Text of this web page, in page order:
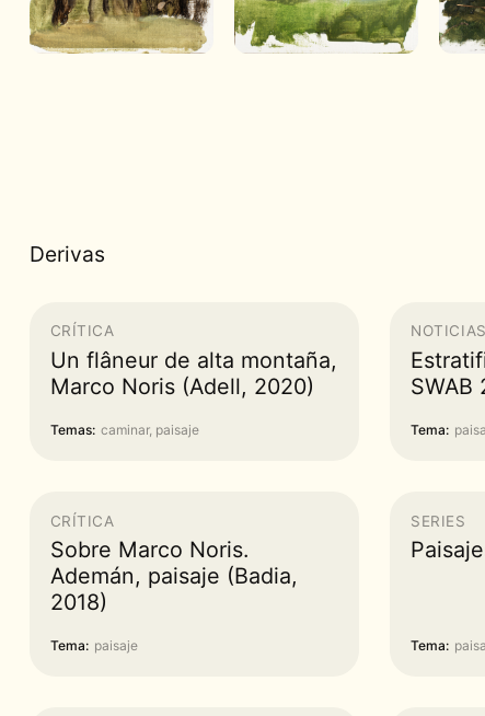
Derivas
CRÍTICA
Un flâneur de alta montaña,
Marco Noris (Adell, 2020)
Temas: caminar, paisaje
NOTICIAS
SWAB
Tema:
CRÍTICA
Sobre Marco Noris.
Ademán, paisaje (Badia,
2018)
Tema: paisaje
SERIES
Tema: